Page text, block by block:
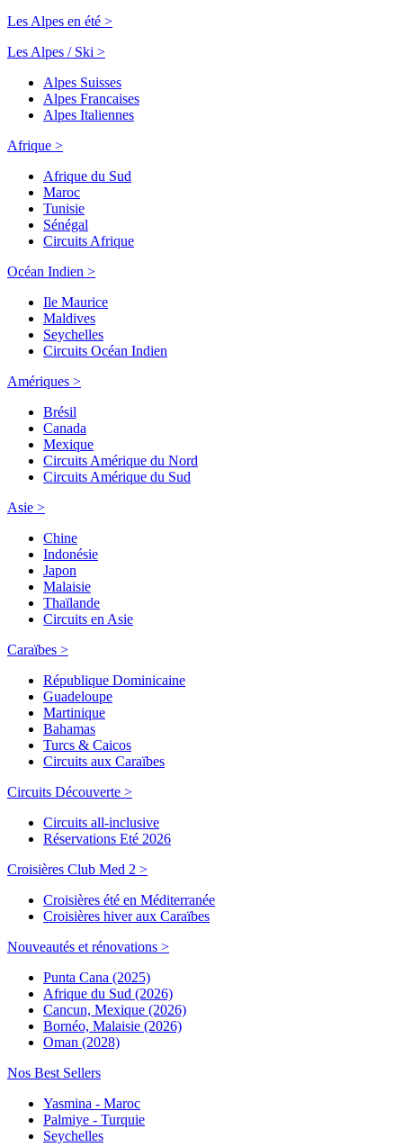
Les Alpes en été >
Les Alpes / Ski >
Alpes Suisses
Alpes Francaises
Alpes Italiennes
Afrique >
Afrique du Sud
Maroc
Tunisie
Sénégal
Circuits Afrique
Océan Indien >
Ile Maurice
Maldives
Seychelles
Circuits Océan Indien
Amériques >
Brésil
Canada
Mexique
Circuits Amérique du Nord
Circuits Amérique du Sud
Asie >
Chine
Indonésie
Japon
Malaisie
Thaïlande
Circuits en Asie
Caraïbes >
République Dominicaine
Guadeloupe
Martinique
Bahamas
Turcs & Caicos
Circuits aux Caraïbes
Circuits Découverte >
Circuits all-inclusive
Réservations Eté 2026
Croisières Club Med 2 >
Croisières été en Méditerranée
Croisières hiver aux Caraïbes
Nouveautés et rénovations >
Punta Cana (2025)
Afrique du Sud (2026)
Cancun, Mexique (2026)
Bornéo, Malaisie (2026)
Oman (2028)
Nos Best Sellers
Yasmina - Maroc
Palmiye - Turquie
Seychelles